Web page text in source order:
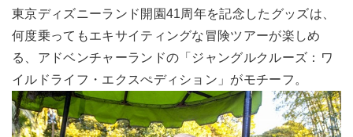
東京ディズニーランド開園41周年を記念したグッズは、
何度乗ってもエキサイティングな冒険ツアーが楽しめ
る、アドベンチャーランドの「ジャングルクルーズ：ワ
イルドライフ・エクスぺディション」がモチーフ。